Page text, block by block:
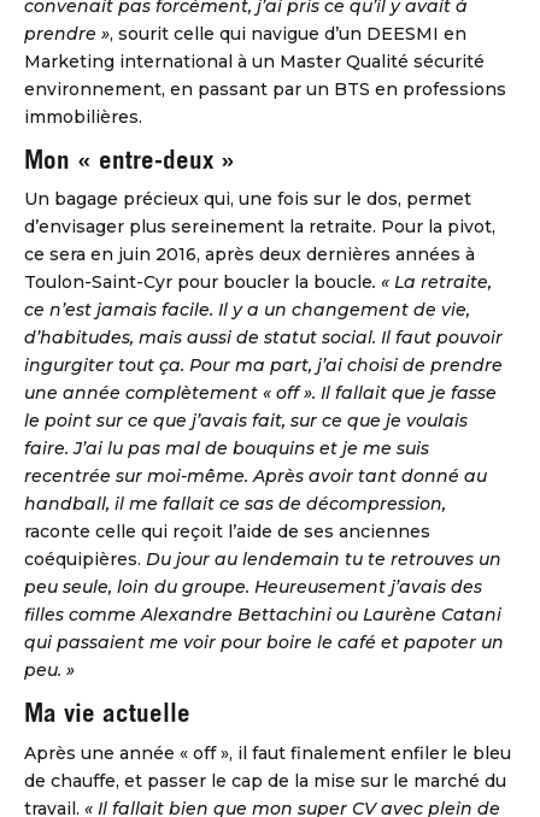
convenait pas forcément, j’ai pris ce qu’il y avait à
prendre », sourit celle qui navigue d’un DEESMI en
Marketing international à un Master Qualité sécurité
environnement, en passant par un BTS en professions
immobilières.
Mon « entre-deux »
Un bagage précieux qui, une fois sur le dos, permet
d’envisager plus sereinement la retraite. Pour la pivot,
ce sera en juin 2016, après deux dernières années à
Toulon-Saint-Cyr pour boucler la boucle. « La retraite,
ce n’est jamais facile. Il y a un changement de vie,
d’habitudes, mais aussi de statut social. Il faut pouvoir
ingurgiter tout ça. Pour ma part, j’ai choisi de prendre
une année complètement « off ». Il fallait que je fasse
le point sur ce que j’avais fait, sur ce que je voulais
faire. J’ai lu pas mal de bouquins et je me suis
recentrée sur moi-même. Après avoir tant donné au
handball, il me fallait ce sas de décompression,
raconte celle qui reçoit l’aide de ses anciennes
coéquipières. Du jour au lendemain tu te retrouves un
peu seule, loin du groupe. Heureusement j’avais des
filles comme Alexandre Bettachini ou Laurène Catani
qui passaient me voir pour boire le café et papoter un
peu. »
Ma vie actuelle
Après une année « off », il faut finalement enfiler le bleu
de chauffe, et passer le cap de la mise sur le marché du
travail. « Il fallait bien que mon super CV avec plein de